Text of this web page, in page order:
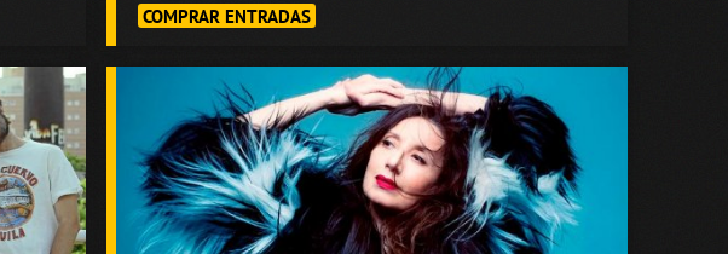
COMPRAR ENTRADAS